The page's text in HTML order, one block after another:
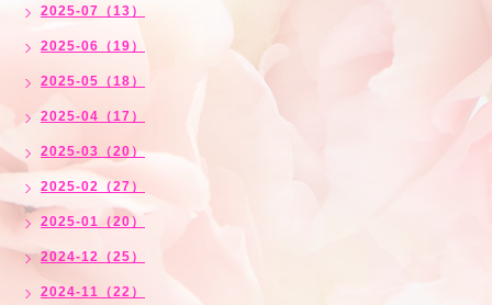
2025-07（13）
2025-06（19）
2025-05（18）
2025-04（17）
2025-03（20）
2025-02（27）
2025-01（20）
2024-12（25）
2024-11（22）